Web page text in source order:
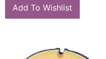
Add To Wishlist